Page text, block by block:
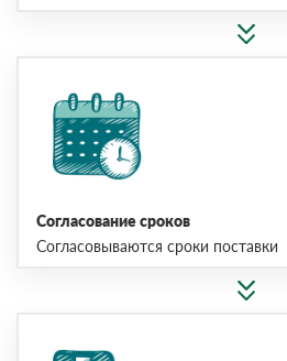
Согласование сроков
Согласовываются сроки поставки